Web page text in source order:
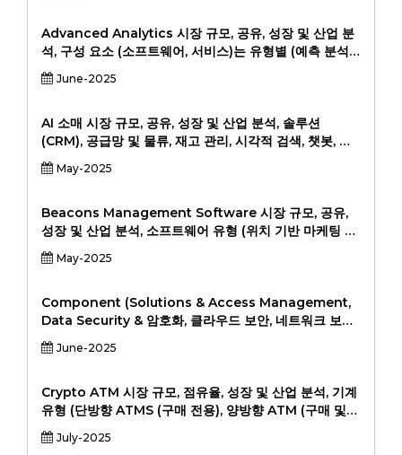
Advanced Analytics 시장 규모, 공유, 성장 및 산업 분
석, 구성 요소 (소프트웨어, 서비스)는 유형별 (예측 분석,
처방 분석, 진단 분석, 서술 분석) 별 배포 (온 프레미스, 클
라우드) 별 (소매 및 전자 상거래, 건강 관리, 제조, 기타),
(소프트웨어, 서비스).
June-2025
AI 소매 시장 규모, 공유, 성장 및 산업 분석, 솔루션
(CRM), 공급망 및 물류, 재고 관리, 시각적 검색, 챗봇, 가
격 최적화), 기술 학습, 자연 언어 처리 (NLP), 컴퓨터 비
전, 상황-인식 컴퓨팅), Application (Cloud on-
Track, Strading, Strading, Stracking, Stracking,
Stracking, Stracking, Stracking, Stracking,
Stracking, Stracking, Stracking, Stracking,
Strading, Stracking. 분석, 2024-2031
May-2025
Beacons Management Software 시장 규모, 공유,
성장 및 산업 분석, 소프트웨어 유형 (위치 기반 마케팅 소
프트웨어, 자산 관리 소프트웨어, 근접 분석 소프트웨어)
별 (소매, 의료, 환대, 물류, 부동산, 기타) 및 배포 모드 (클
May-2025
Component (Solutions & Access Management,
Data Security & 암호화, 클라우드 보안, 네트워크 보안,
엔드 포인트 보안, 웹 보안, 응용 프로그램 보안 및 기타),
배치 (클라우드 기반 및 온 프레미스), 조직 규모 (중소 기
Telecommunication, Locallic, Healthcare,
Goperation & Governing, Manufacturing &
Governing, Manufachion, Manuface 및 기타). 지
능, 포괄적 인 분석, 과거 데이터 및 예측 2022-2030
June-2025
Crypto ATM 시장 규모, 점유율, 성장 및 산업 분석, 기계
유형 (단방향 ATMS (구매 전용), 양방향 ATM (구매 및
판매) 별 Cryptocurrency (Bitcoin, Ethereum,
Litecoin, 기타) 별 위치 유형 (소매점, 운송 허브, 엔터테
July-2025